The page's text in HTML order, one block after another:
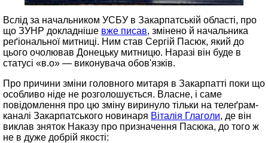
Вслід за начальником УСБУ в Закарпатській області, про
що ЗУНР докладніше вже писав, змінено й начальника
реґіональної митниці. Ним став Сергій Пасюк, який до
цього очолював Донецьку митницю. Наразі він буде в
статусі «в.о» — виконувача обов'язків.
Про причини зміни головного митаря в Закарпатті поки що
особливо ніде не розголошується. Власне, і саме
повідомлення про цю зміну виринуло тільки на телеґрам-
каналі Закарпатського новинаря Віталія Глаголи, де він
виклав зняток Наказу про призначення Пасюка, до того ж
не в дуже добрій якості: